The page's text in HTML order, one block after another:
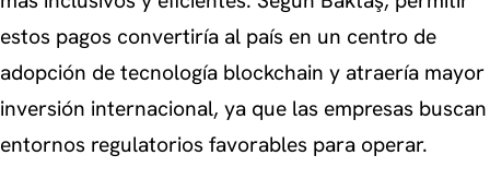
estos pagos convertiría al país en un centro de
adopción de tecnología blockchain y atraería mayor
inversión internacional, ya que las empresas buscan
entornos regulatorios favorables para operar.